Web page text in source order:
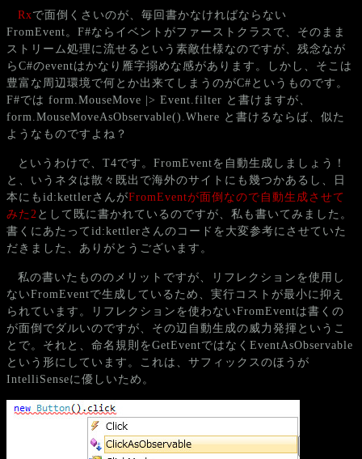
Rxで面倒くさいのが、毎回書かなければならない
FromEvent。F#ならイベントがファーストクラスで、そのまま
ストリーム処理に流せるという素敵仕様なのですが、残念なが
らC#のeventはかなり雁字搦めな感があります。しかし、そこは
豊富な周辺環境で何とか出来てしまうのがC#というものです。
F#では form.MouseMove |> Event.filter と書けますが、
form.MouseMoveAsObservable().Where と書けるならば、似た
ようなものですよね？
というわけで、T4です。FromEventを自動生成しましょう！
と、いうネタは散々既出で海外のサイトにも幾つかあるし、日
本にもid:kettlerさんがFromEventが面倒なので自動生成させて
みた2 として既に書かれているのですが、私も書いてみました。
書くにあたってid:kettlerさんのコードを大変参考にさせていた
だきました、ありがとうございます。
私の書いたもののメリットですが、リフレクションを使用し
ないFromEventで生成しているため、実行コストが最小に抑え
られています。リフレクションを使わないFromEventは書くの
が面倒でダルいのですが、その辺自動生成の威力発揮というこ
とで。それと、命名規則をGetEventではなくEventAsObservable
という形にしています。これは、サフィックスのほうが
IntelliSenseに優しいため。